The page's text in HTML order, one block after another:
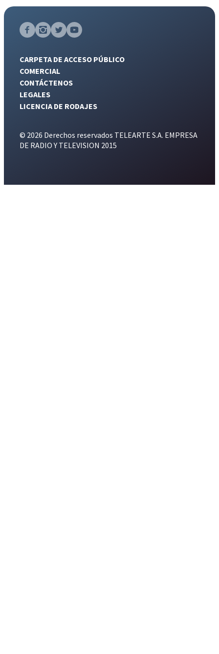
CARPETA DE ACCESO PÚBLICO
COMERCIAL
CONTÁCTENOS
LEGALES
LICENCIA DE RODAJES
© 2026 Derechos reservados TELEARTE S.A. EMPRESA
DE RADIO Y TELEVISION 2015